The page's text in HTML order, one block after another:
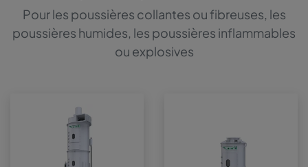
Pour les poussières collantes ou fibreuses, les
poussières humides, les poussières inflammables
ou explosives